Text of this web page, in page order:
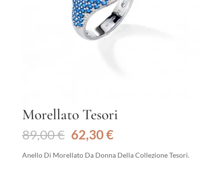
Morellato Tesori
89,00€ Il
prezzo
originale
62,30€Il
attuale
Anello Di Morellato Da Donna Della Collezione Tesori.